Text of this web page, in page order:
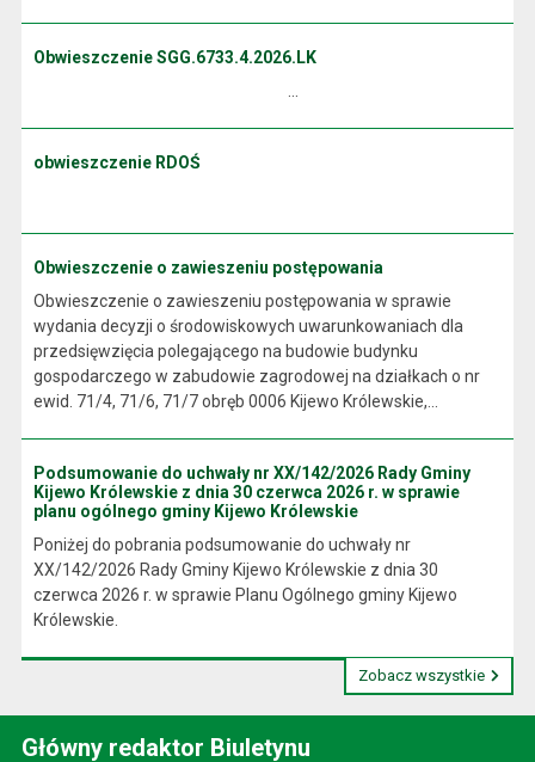
Obwieszczenie SGG.6733.4.2026.LK
obwieszczenie RDOŚ
Obwieszczenie o zawieszeniu postępowania
Obwieszczenie o zawieszeniu postępowania w sprawie
wydania decyzji o środowiskowych uwarunkowaniach dla
przedsięwzięcia polegającego na budowie budynku
gospodarczego w zabudowie zagrodowej na działkach o nr
ewid. 71/4, 71/6, 71/7 obręb 0006 Kijewo Królewskie,...
Podsumowanie do uchwały nr XX/142/2026 Rady Gminy
Kijewo Królewskie z dnia 30 czerwca 2026 r. w sprawie
planu ogólnego gminy Kijewo Królewskie
Poniżej do pobrania podsumowanie do uchwały nr
XX/142/2026 Rady Gminy Kijewo Królewskie z dnia 30
czerwca 2026 r. w sprawie Planu Ogólnego gminy Kijewo
Królewskie.
Zobacz wszystkie
Główny redaktor Biuletynu